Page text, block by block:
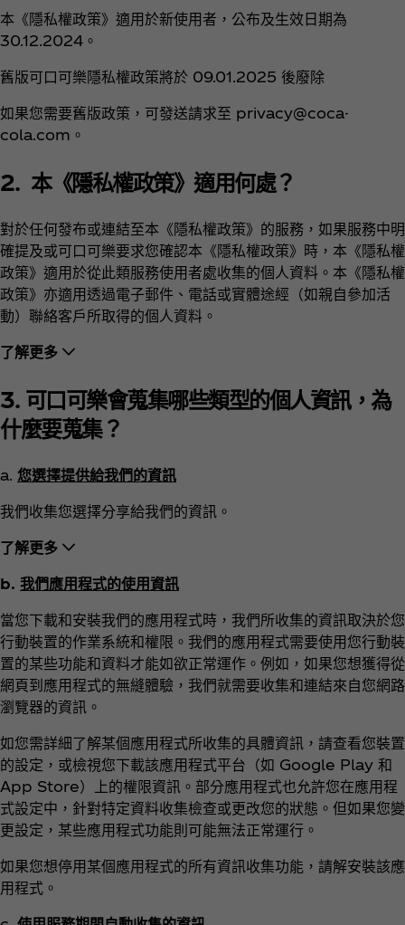
本《隱私權政策》適用於新使用者，公布及生效日期為
30.12.2024。
舊版可口可樂隱私權政策將於 09.01.2025 後廢除
如果您需要舊版政策，可發送請求至 privacy@coca-
cola.com。
2. 本《隱私權政策》適用何處？
對於任何發布或連結至本《隱私權政策》的服務，如果服務中明
確提及或可口可樂要求您確認本《隱私權政策》時，本《隱私權
政策》適用於從此類服務使用者處收集的個人資料。本《隱私權
政策》亦適用透過電子郵件、電話或實體途經（如親自參加活
動）聯絡客戶所取得的個人資料。
了解更多
3. 可口可樂會蒐集哪些類型的個人資訊，為
什麼要蒐集？
a. 您選擇提供給我們的資訊
我們收集您選擇分享給我們的資訊。
了解更多
b. 我們應用程式的使用資訊
當您下載和安裝我們的應用程式時，我們所收集的資訊取決於您
行動裝置的作業系統和權限。我們的應用程式需要使用您行動裝
置的某些功能和資料才能如欲正常運作。例如，如果您想獲得從
網頁到應用程式的無縫體驗，我們就需要收集和連結來自您網路
瀏覽器的資訊。
如您需詳細了解某個應用程式所收集的具體資訊，請查看您裝置
的設定，或檢視您下載該應用程式平台（如 Google Play 和
App Store）上的權限資訊。部分應用程式也允許您在應用程
式設定中，針對特定資料收集檢查或更改您的狀態。但如果您變
更設定，某些應用程式功能則可能無法正常運行。
如果您想停用某個應用程式的所有資訊收集功能，請解安裝該應
用程式。